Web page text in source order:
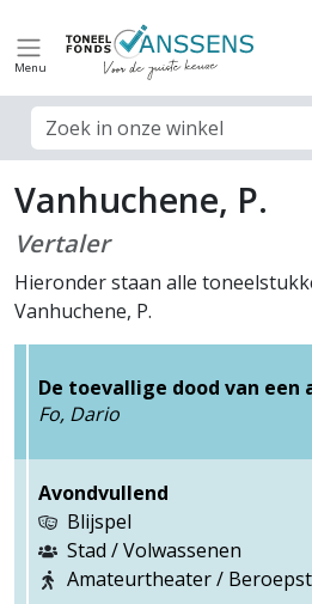
Menu
Zoek veld
Vanhuchene, P.
Vertaler
Hieronder staan alle
Vanhuchene, P.
De toevallige dood van een
Fo, Dario
Avondvullend
Blijspel
Stad / Volwassenen
Amateurtheater /